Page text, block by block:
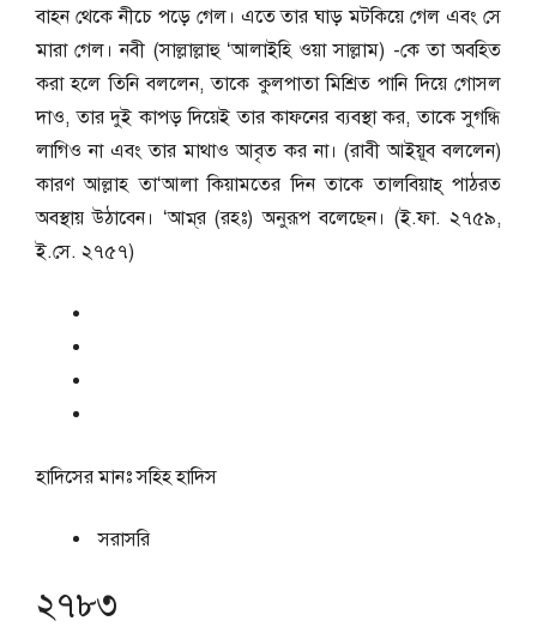
বাহন থেকে নীচে পড়ে গেল। এতে তার ঘাড় মটকিয়ে গেল এবং সে
মারা গেল। নবী (সাল্লাল্লাহু ‘আলাইহি ওয়া সাল্লাম) -কে তা অবহিত
করা হলে তিনি বললেন, তাকে কুলপাতা মিশ্রিত পানি দিয়ে গোসল
দাও, তার দুই কাপড় দিয়েই তার কাফনের ব্যবস্থা কর, তাকে সুগন্ধি
লাগিও না এবং তার মাথাও আবৃত কর না। (রাবী আইয়ূব বললেন)
কারণ আল্লাহ তা‘আলা কিয়ামতের দিন তাকে তালবিয়াহ্ পাঠরত
অবস্থায় উঠাবেন। ‘আম্‌র (রহঃ) অনুরূপ বলেছেন। (ই.ফা. ২৭৫৯,
ই.সে. ২৭৫৭)
হাদিসের মানঃসহিহ হাদিস
সরাসরি
২৭৮৩